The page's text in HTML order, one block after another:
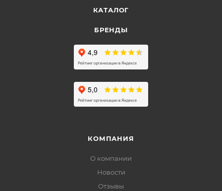
КАТАЛОГ
БРЕНДЫ
КОМПАНИЯ
О компании
Новости
Отзывы